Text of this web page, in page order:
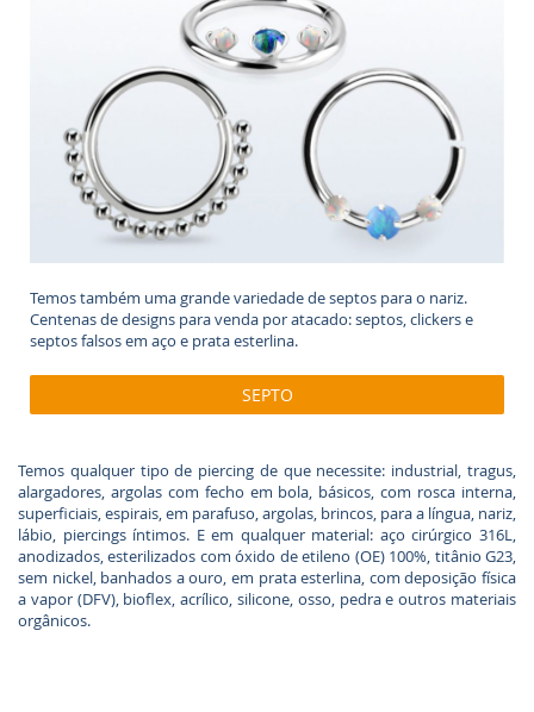
Temos também uma grande variedade de septos para o nariz.
Centenas de designs para venda por atacado: septos, clickers e
septos falsos em aço e prata esterlina.
SEPTO
Temos qualquer tipo de piercing de que necessite: industrial, tragus,
alargadores, argolas com fecho em bola, básicos, com rosca interna,
superficiais, espirais, em parafuso, argolas, brincos, para a língua, nariz,
lábio, piercings íntimos. E em qualquer material: aço cirúrgico 316L,
anodizados, esterilizados com óxido de etileno (OE) 100%, titânio G23,
sem nickel, banhados a ouro, em prata esterlina, com deposição física
a vapor (DFV), bioflex, acrílico, silicone, osso, pedra e outros materiais
orgânicos.